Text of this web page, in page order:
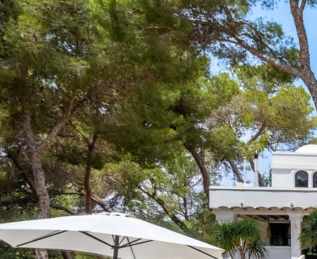
Suchen
Ref.-Nr.:
DetailsucheNeueste ObjekteSuche über Karte
Villen & Häuser
Wohnungen
Grundstücke
Mieten
Sprache